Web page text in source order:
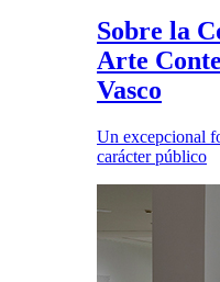
Sobre la
Arte
Vasco
Un excepcional
carácter público